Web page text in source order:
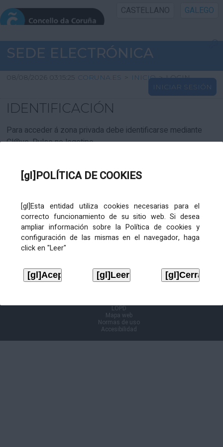
[gl]POLÍTICA DE COOKIES
[gl]Esta entidad utiliza cookies necesarias para el
correcto funcionamiento de su sitio web. Si desea
ampliar información sobre la Política de cookies y
configuración de las mismas en el navegador, haga
click en "Leer"
CASTELLANO GALEGO
INICIO SEDE
INICIO
INFORMACIÓN PÚBLICA
CARTAFOL CIDADÁN
SEDE ELECTRÓNICA
08/08/2026 03:15:25 CORUNA.ES > INICIO > LOGIN
INICIAR SESIÓN
IDENTIFICACIÓN
Para acceder á zona privada debe identificarse mediante
Cl@ve. Pulse no logotipo
LOPD
Mapa web
Normas de uso
Accesibilidad